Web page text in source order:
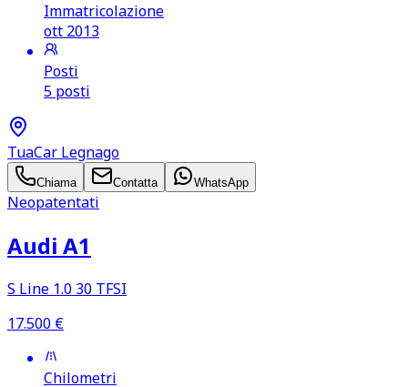
Immatricolazione
ott 2013
Posti
5 posti
TuaCar Legnago
Chiama Contatta WhatsApp
Neopatentati
Audi A1
S Line 1.0 30 TFSI
17.500 €
Chilometri